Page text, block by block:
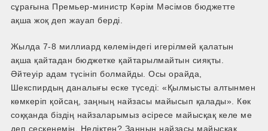
сұрағына Премьер-министр Кәрім Мәсімов бюджетте
ақша жоқ деп жауап берді.
Жылда 7-8 миллиард көлеміндегі игерілмей қалатын
ақша қайтадан бюджетке қайтарылмайтын сияқты.
Әйтеуір адам түсініп болмайды. Осы орайда,
Шекспирдың даналығы еске түседі: «Қылмысты алтынмен
көмкеріп қойсаң, заңның найзасы майысып қалады». Көк
соққанда біздің найзаларымыз әсіресе майысқақ келе ме
деп сескенемін. Неліктен? Заңның найзасы майысқақ